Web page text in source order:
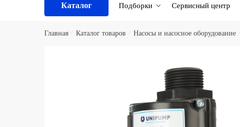
Каталог Подборки Сервисный центр
Главная Каталог товаров Насосы и насосное оборудование